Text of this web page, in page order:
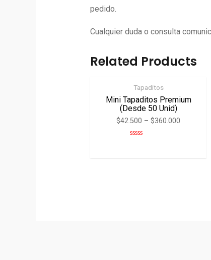
pedido.
Cualquier duda o consulta
Related Products
Tapaditos
Mini Tapaditos Premium
(desde 50 Unid)
$42.500 –$360.000